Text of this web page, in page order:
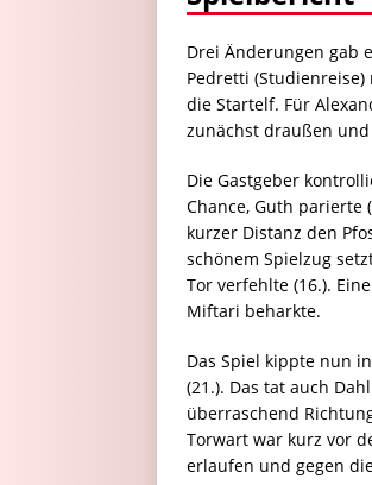
Drei Änderungen gab
Pedretti
die Startelf. Für
zunächst draußen
Die Gastgeber
Chance, Guth parierte
kurzer Distanz den
schönem Spielzug
Tor verfehlte (16.).
Miftari beharkte.
Das Spiel kippte nun
(21.). Das tat auch
überraschend
Torwart war kurz vor
erlaufen und gegen